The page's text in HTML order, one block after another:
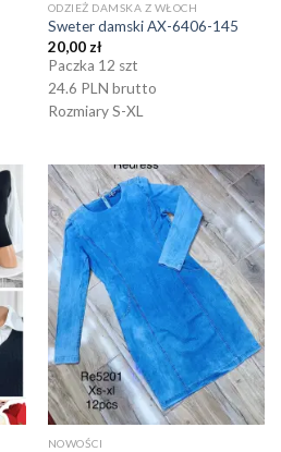
ODZIEŻ DAMSKA Z WŁOCH
Sweter damski AX-6406-145
20,00 zł
Paczka 12 szt
24.6 PLN brutto
Rozmiary S-XL
NOWOŚCI